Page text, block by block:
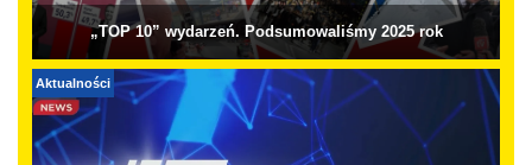
„TOP 10” wydarzeń. Podsumowaliśmy 2025 rok
Aktualności